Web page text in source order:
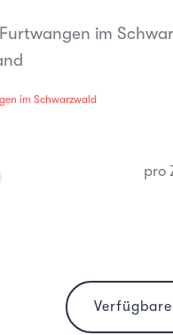
im
im Schwarzwald
pro